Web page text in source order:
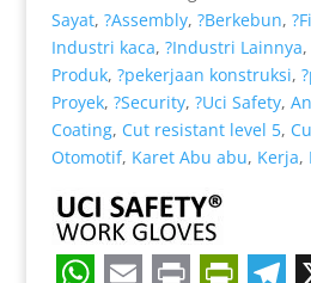
untuk
Sayat, ?Assembly, ?Berkebun,
Industri kaca, ?Industri Lainnya,
Produk, ?pekerjaan konstruksi,
Proyek, ?Security, ?Uci Safety,
Coating, Cut resistant level 5,
Otomotif, Karet Abu abu, Kerja,